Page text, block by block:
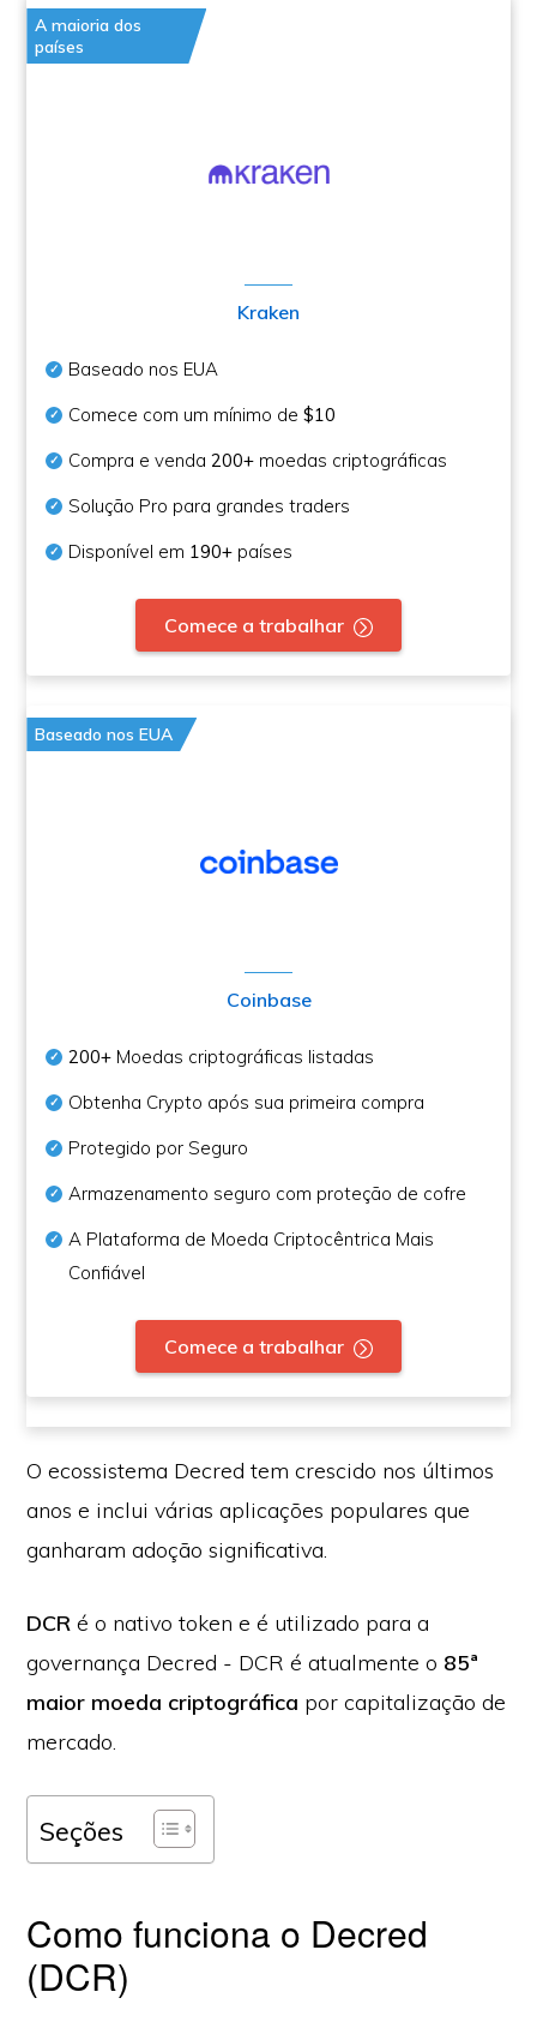
A maioria dos
países
Kraken
Baseado nos EUA
Comece com um mínimo de$10
Compra e venda200+ moedas criptográficas
Solução Pro para grandes traders
Disponível em 190+ países
Comece a trabalhar
Baseado nos EUA
Coinbase
200+ Moedas criptográficas listadas
Obtenha Crypto após sua primeira compra
Protegido por Seguro
Armazenamento seguro com proteção de cofre
A Plataforma de Moeda Criptocêntrica Mais
Confiável
Comece a trabalhar
O ecossistema Decred tem crescido nos últimos
anos e inclui várias aplicações populares que
ganharam adoção significativa.
DCR é o nativo token e é utilizado para a
governança Decred - DCR é atualmente o 85ª
maior moeda criptográfica por capitalização de
mercado.
Seções
Como funciona o Decred
(DCR)